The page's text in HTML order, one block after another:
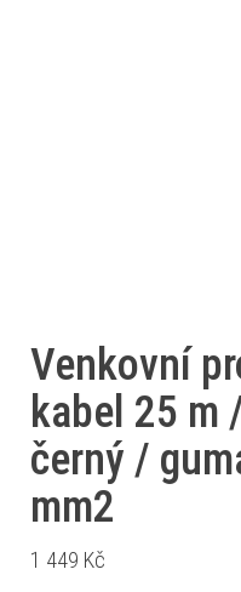
Venkovní
kabel 25 m
černý /
mm2
1 449 Kč